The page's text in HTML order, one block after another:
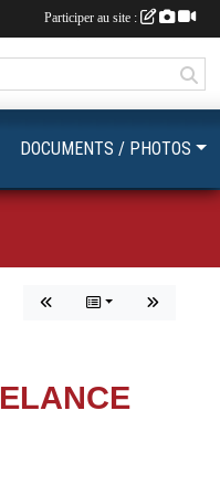
DOCUMENTS / PHOTOS
Participer au site :